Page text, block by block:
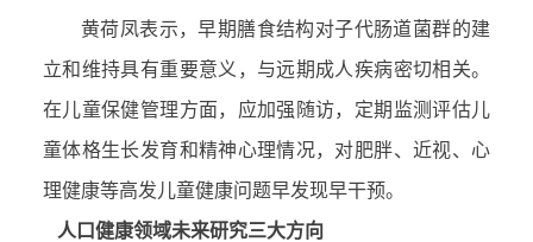
黄荷凤表示，早期膳食结构对子代肠道菌群的建
立和维持具有重要意义，与远期成人疾病密切相关。
在儿童保健管理方面，应加强随访，定期监测评估儿
童体格生长发育和精神心理情况，对肥胖、近视、心
理健康等高发儿童健康问题早发现早干预。
人口健康领域未来研究三大方向